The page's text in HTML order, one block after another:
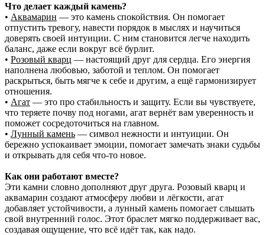
Что делает каждый камень?
• Аквамарин — это камень спокойствия. Он помогает
отпустить тревогу, навести порядок в мыслях и научиться
доверять своей интуиции. С ним становится легче находить
баланс, даже если вокруг всё бурлит.
• Розовый кварц — настоящий друг для сердца. Его энергия
наполнена любовью, заботой и теплом. Он помогает
раскрыться, быть мягче к себе и другим, а ещё гармонизирует
отношения.
• Агат — это про стабильность и защиту. Если вы чувствуете,
что теряете почву под ногами, агат вернёт вам уверенность и
поможет сосредоточиться на главном.
• Лунный камень — символ нежности и интуиции. Он
бережно успокаивает эмоции, помогает замечать знаки судьбы
и открывать для себя что-то новое.
Как они работают вместе?
Эти камни словно дополняют друг друга. Розовый кварц и
аквамарин создают атмосферу любви и лёгкости, агат
добавляет устойчивости, а лунный камень помогает слышать
свой внутренний голос. Этот браслет мягко поддерживает вас,
создавая ощущение, что всё идёт так, как надо.